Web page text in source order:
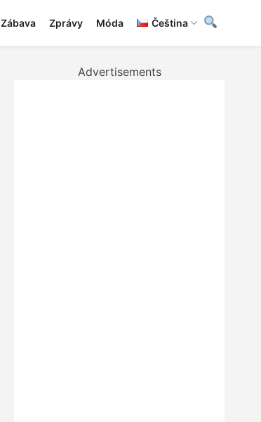
Zábava Zprávy Móda Čeština
Advertisements